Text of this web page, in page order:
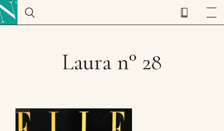
Laura n° 28